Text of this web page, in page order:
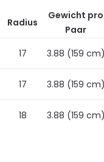
Radius
Gewicht pro
Paar
17
3.88 (159
17
3.88 (159
18 3.88 (159